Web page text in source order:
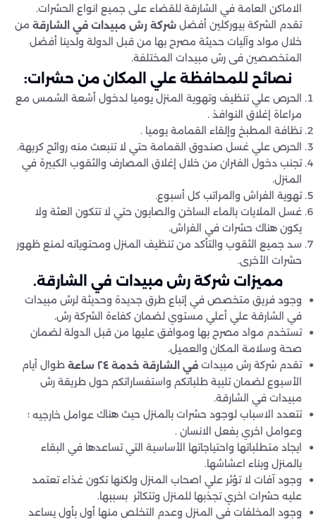
الاماكن العامة في الشارقة للقضاء على جميع انواع الحشرات.
تقدم الشركة بيوركلين أفضل شركة رش مبيدات في الشارقة من
خلال مواد وآليات حديثة مصرح بها من قبل الدولة ولدينا أفضل
المتخصصين فى رش مبيدات المختلفة.
نصائح للمحافظة علي المكان من حشرات:
الحرص علي تنظيف وتهوية المنزل يوميا لدخول أشعة الشمس مع
مراعاة إغلاق النوافذ .
نظافة المطبخ وإلقاء القمامة يوميا .
الحرص علي غسل صندوق القمامة حتي لا تنبعث منه روائح كريهة.
تجنب دخول الفئران من خلال إغلاق المصارف والثقوب الكبيرة في
المنزل.
تهوية الفراش والمراتب كل أسبوع.
غسل الملايات بالماء الساخن والصابون حتي لا تتكون العثة ولا
يكون هناك حشرات في الفراش.
سد جميع الثقوب والتأكد من تنظيف المنزل ومحتوياته لمنع ظهور
حشرات الأخرى.
مميزات شركة رش مبيدات في الشارقة.
وجود فريق متخصص في إتباع طرق جديدة وحديثة لرش مبيدات
في الشارقة علي أعلي مستوي لضمان كفاءة الشركة رش.
تستخدم مواد مصرح بها وموافق عليها من قبل الدولة لضمان
صحة وسلامة المكان والعميل.
تقدم شركة رش مبيدات في الشارقة خدمة ٢٤ ساعة
طوال أيام
الأسبوع لضمان تلبية طلباتكم واستفساراتكم حول طريقة رش
مبيدات في الشارقة.
تتعدد الاسباب لوجود حشرات بالمنزل حيث هناك عوامل خارجيه ؛
وعوامل اخري بفعل الانسان .
ايجاد متطلباتها واحتياجاتها الأساسية التي تساعدها في البقاء
بالمنزل وبناء اعشاشها.
وجود آفات لا تؤثر علي اصحاب المنزل ولكنها تكون غذاء تعتمد
عليه حشرات اخري تجذبها للمنزل وتتكاثر بسببها.
وجود المخلفات في المنزل وعدم التخلص منها أول بأول يساعد